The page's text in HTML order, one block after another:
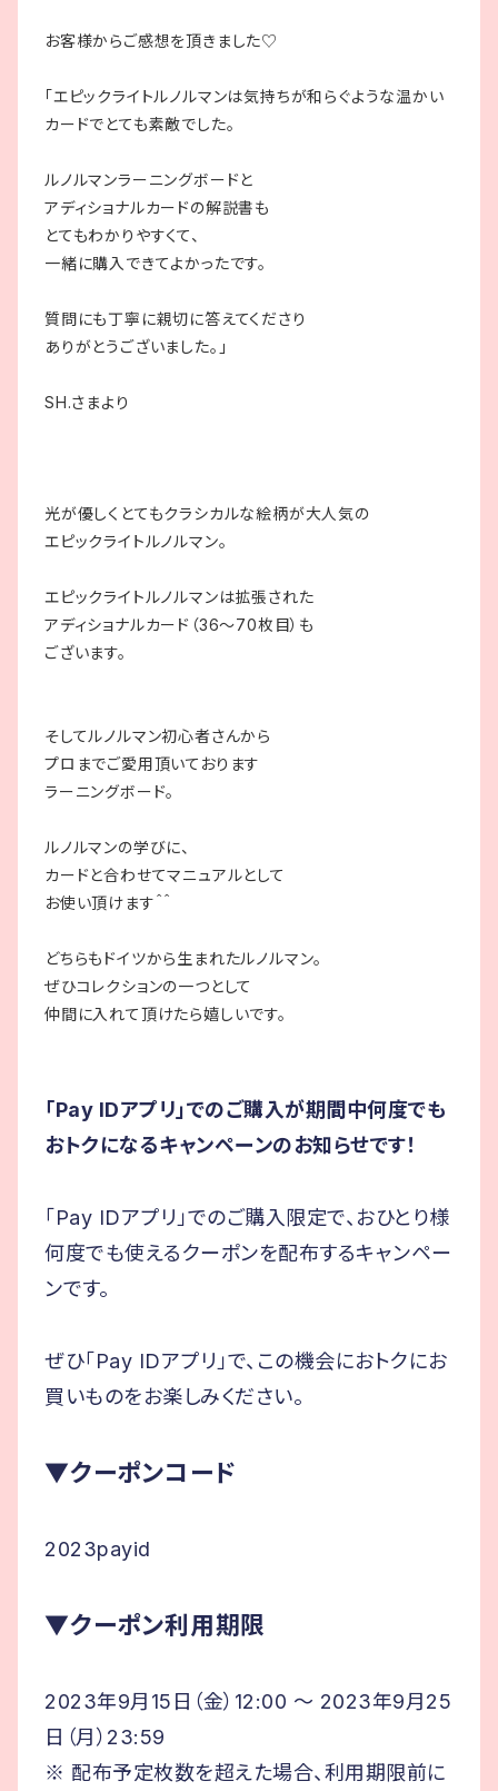
お客様からご感想を頂きました♡
「エピックライトルノルマンは気持ちが和らぐような温かい
カードでとても素敵でした。
ルノルマンラーニングボードと
アディショナルカードの解説書も
とてもわかりやすくて、
一緒に購入できてよかったです。
質問にも丁寧に親切に答えてくださり
ありがとうございました。」
SH.さまより
光が優しくとてもクラシカルな絵柄が大人気の
エピックライトルノルマン。
エピックライトルノルマンは拡張された
アディショナルカード（36〜70枚目）も
ございます。
そしてルノルマン初心者さんから
プロまでご愛用頂いております
ラーニングボード。
ルノルマンの学びに、
カードと合わせてマニュアルとして
お使い頂けます＾＾
どちらもドイツから生まれたルノルマン。
ぜひコレクションの一つとして
仲間に入れて頂けたら嬉しいです。
「Pay IDアプリ」でのご購入が期間中何度でも
おトクになるキャンペーンのお知らせです！
「Pay IDアプリ」でのご購入限定で、おひとり様
何度でも使えるクーポンを配布するキャンペー
ンです。
ぜひ「Pay IDアプリ」で、この機会におトクにお
買いものをお楽しみください。
▼クーポンコード
2023payid
▼クーポン利用期限
2023年9月15日（金）12:00 〜 2023年9月25
日（月）23:59
※ 配布予定枚数を超えた場合、利用期限前に